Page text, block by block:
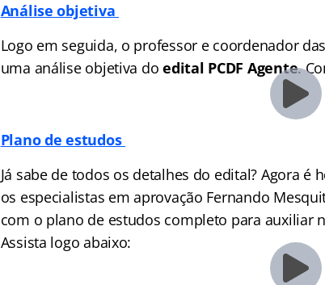
Análise objetiva
Logo em seguida, o professor e coordenador
uma análise objetiva doedital PCDF Agente.
Plano de estudos
Já sabe de todos os detalhes do edital? Agora
os especialistas em aprovação Fernando
com o plano de estudos completo para auxiliar
Assista logo abaixo: